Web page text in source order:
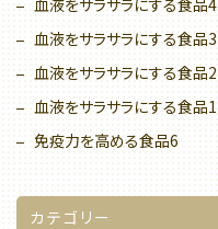
血液をサラサラにする食品4
血液をサラサラにする食品3
血液をサラサラにする食品2
血液をサラサラにする食品1
免疫力を高める食品6
カテゴリー